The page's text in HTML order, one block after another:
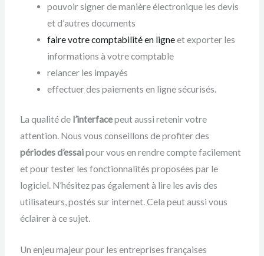
pouvoir signer de manière électronique les devis
et d’autres documents
faire votre comptabilité en ligneet exporter les
informations à votre comptable
relancer les impayés
effectuer des paiements en ligne sécurisés.
La qualité de l’interfacepeut aussi retenir votre
attention. Nous vous conseillons de profiter des
périodes d’essaipour vous en rendre compte facilement
et pour tester les fonctionnalités proposées par le
logiciel. N’hésitez pas également à lire les avis des
utilisateurs, postés sur internet. Cela peut aussi vous
éclairer à ce sujet.
Un enjeu majeur pour les entreprises françaises